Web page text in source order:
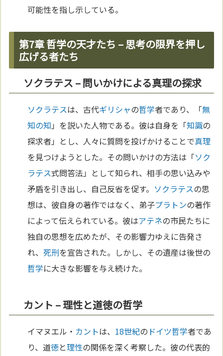
可能性を指し示している。
第7章 哲学の天才たち – 思考の限界を押し
広げる者たち
ソクラテス – 問いかけによる真理の探求
ソクラテスは、古代ギリシャの哲学者であり、「無
知の知 」を説いた人物である。彼は自身を「知識の
探求者」とし、人々に質問を投げかけることで真理
を見つけようとした。その問いかけの方法は「ソク
ラテス式問答法」として知られ、相手の思い込みや
矛盾を引き出し、自己反省を促す。 ソクラテスの思
想は、彼自身の著作ではなく、弟子プラトンの著作
によって伝えられている。彼はアテネの市民たちに
独自の思想を広めたが、その影響力ゆえに告発さ
れ、死刑を宣告された。しかし、その遺産は後世の
哲学に大きな影響を与え続けた。
カント – 理性と道徳の哲学
イマヌエル・ カントは、 18世紀の ドイツ哲学者であ
り、道徳と理性の関係を深く考察した。彼の代表的